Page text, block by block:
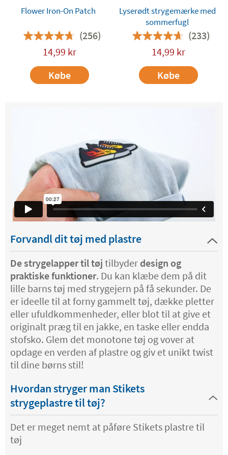
Flower Iron-On Patch
(256)
14,99 kr
Købe
Lyserødt strygemærke med
sommerfugl
(233)
14,99 kr
Købe
Forvandl dit tøj med plastre
De strygelapper til tøj tilbyder design og
praktiske funktioner. Du kan klæbe dem på dit
lille barns tøj med strygejern på få sekunder. De
er ideelle til at forny gammelt tøj, dække pletter
eller ufuldkommenheder, eller blot til at give et
originalt præg til en jakke, en taske eller endda
stofsko. Glem det monotone tøj og vover at
opdage en verden af ​​plastre og giv et unikt twist
til dine børns stil!
Hvordan stryger man Stikets
strygeplastre til tøj?
Det er meget nemt at påføre Stikets plastre til
tøj